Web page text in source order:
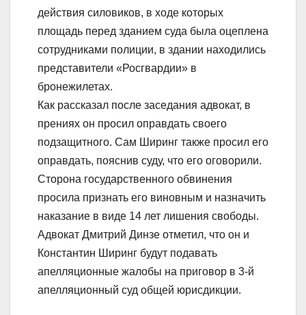
действия силовиков, в ходе которых
площадь перед зданием суда была оцеплена
сотрудниками полиции, в здании находились
представители «Росгвардии» в
бронежилетах.
Как рассказал после заседания адвокат, в
прениях он просил оправдать своего
подзащитного. Сам Ширинг также просил его
оправдать, пояснив суду, что его оговорили.
Сторона государственного обвинения
просила признать его виновным и назначить
наказание в виде 14 лет лишения свободы.
Адвокат Дмитрий Динзе отметил, что он и
Константин Ширинг будут подавать
апелляционные жалобы на приговор в 3-й
апелляционный суд общей юрисдикции.